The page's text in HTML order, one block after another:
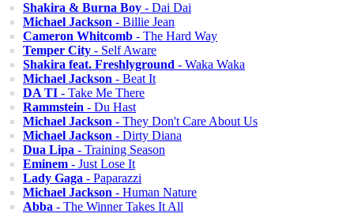
Shakira & Burna Boy - Dai Dai
Michael Jackson - Billie Jean
Cameron Whitcomb - The Hard Way
Temper City - Self Aware
Shakira feat. Freshlyground - Waka Waka
Michael Jackson - Beat It
DA TI - Take Me There
Rammstein - Du Hast
Michael Jackson - They Don't Care About Us
Michael Jackson - Dirty Diana
Dua Lipa - Training Season
Eminem - Just Lose It
Lady Gaga - Paparazzi
Michael Jackson - Human Nature
Abba - The Winner Takes It All